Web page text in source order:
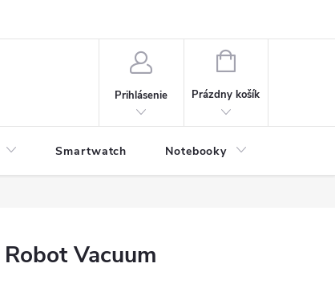
Prihlásenie
NÁKUPNÝ
Prázdny košík
Smartwatch Notebooky
Vacuum